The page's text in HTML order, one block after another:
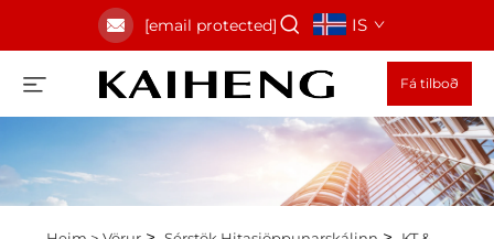
[email protected] IS
Fá tilboð